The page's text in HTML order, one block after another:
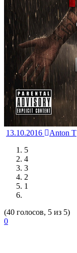
13.10.2016
Anton T
5
4
3
2
1
(40 голосов, 5 из 5)
0